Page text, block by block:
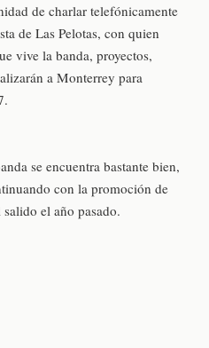
de charlar telefónicamente
de Las Pelotas, con quien
vive la banda, proyectos,
a Monterrey para
se encuentra bastante bien,
con la promoción de
el año pasado.